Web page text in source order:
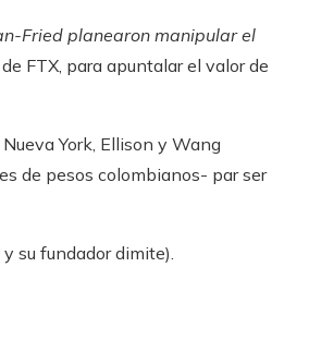
Fried planearon manipular el
FTX, para apuntalar el valor de
York, Ellison y Wang
de pesos colombianos- par ser
su fundador dimite).